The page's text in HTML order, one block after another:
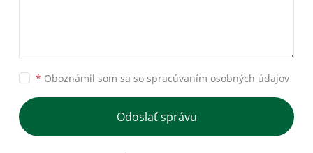
* Oboznámil som sa so spracúvaním osobných údajov
Odoslať správu